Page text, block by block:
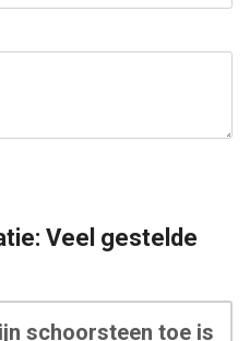
Veel gestelde
schoorsteen toe is